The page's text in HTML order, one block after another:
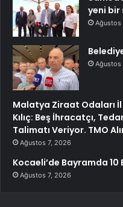
yeni bir
Ağustos
Ağustos
Malatya Ziraat Odaları
Kılıç: Beş İhracatçı,
Talimatı Veriyor. TMO
Ağustos 7, 2026
Kocaeli’de Bayramda
Ağustos 7, 2026